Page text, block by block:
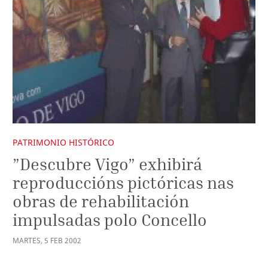
PATRIMONIO HISTÓRICO
”Descubre Vigo” exhibirá
reproduccións pictóricas nas
obras de rehabilitación
impulsadas polo Concello
MARTES, 5 FEB 2002